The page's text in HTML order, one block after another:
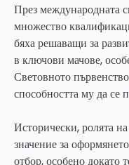
През международната
множество
бяха решаващи за
в ключови мачове,
Световното
способността му да се
Исторически, ролята
значение за
отбор, особено докато